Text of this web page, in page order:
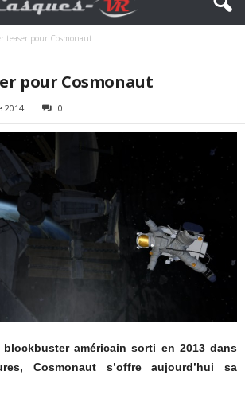
teaser pour Cosmonaut
pour Cosmonaut
2014 0
blockbuster américain sorti en 2013 dans
Cosmonaut s’offre aujourd’hui sa